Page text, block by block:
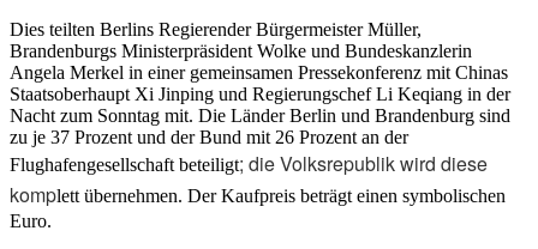
Dies teilten Berlins Regierender Bürgermeister Müller,
Brandenburgs Ministerpräsident Wolke und Bundeskanzlerin
Angela Merkel in einer gemeinsamen Pressekonferenz mit Chinas
Staatsoberhaupt Xi Jinping und Regierungschef Li Keqiang in der
Nacht zum Sonntag mit. Die Länder Berlin und Brandenburg sind
zu je 37 Prozent und der Bund mit 26 Prozent an der
Flughafengesellschaft beteiligt; die Volksrepublik wird diese
komplett übernehmen. Der Kaufpreis beträgt einen symbolischen
Euro.